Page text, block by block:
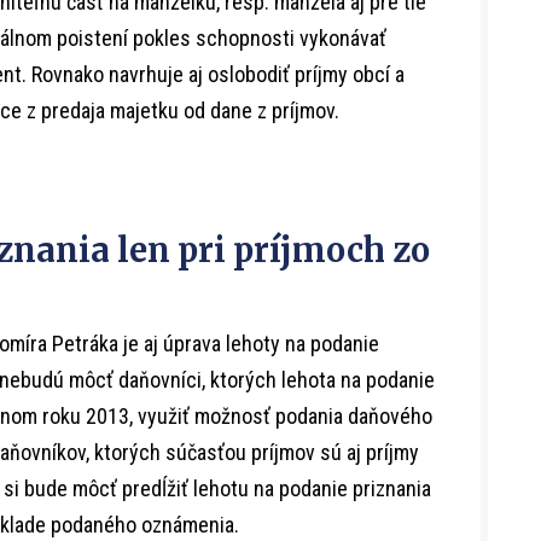
poistení pokles schopnosti vykonávať
Rovnako navrhuje aj oslobodiť príjmy obcí a
z predaja majetku od dane z príjmov.
len pri príjmoch zo
Petráka je aj úprava lehoty na podanie
môcť daňovníci, ktorých lehota na podanie
roku 2013, využiť možnosť podania daňového
ktorých súčasťou príjmov sú aj príjmy
bude môcť predĺžiť lehotu na podanie priznania
podaného oznámenia.